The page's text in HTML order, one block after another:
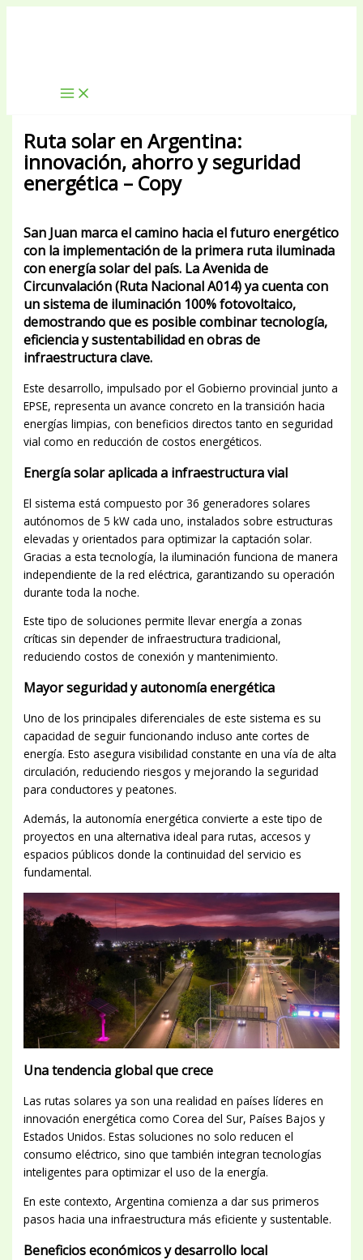
Ir
Ruta solar en Argentina:
innovación, ahorro y seguridad
energética – Copy
San Juan marca el camino hacia el futuro energético
con la implementación de la primera ruta iluminada
con energía solar del país. La Avenida de
Circunvalación (Ruta Nacional A014) ya cuenta con
un sistema de iluminación 100% fotovoltaico,
demostrando que es posible combinar tecnología,
eficiencia y sustentabilidad en obras de
infraestructura clave.
Este desarrollo, impulsado por el Gobierno provincial junto a
EPSE, representa un avance concreto en la transición hacia
energías limpias, con beneficios directos tanto en seguridad
vial como en reducción de costos energéticos.
Energía solar aplicada a infraestructura vial
El sistema está compuesto por 36 generadores solares
autónomos de 5 kW cada uno, instalados sobre estructuras
elevadas y orientados para optimizar la captación solar.
Gracias a esta tecnología, la iluminación funciona de manera
independiente de la red eléctrica, garantizando su operación
durante toda la noche.
Este tipo de soluciones permite llevar energía a zonas
críticas sin depender de infraestructura tradicional,
reduciendo costos de conexión y mantenimiento.
Mayor seguridad y autonomía energética
Uno de los principales diferenciales de este sistema es su
capacidad de seguir funcionando incluso ante cortes de
energía. Esto asegura visibilidad constante en una vía de alta
circulación, reduciendo riesgos y mejorando la seguridad
para conductores y peatones.
Además, la autonomía energética convierte a este tipo de
proyectos en una alternativa ideal para rutas, accesos y
espacios públicos donde la continuidad del servicio es
fundamental.
Una tendencia global que crece
Las rutas solares ya son una realidad en países líderes en
innovación energética como Corea del Sur, Países Bajos y
Estados Unidos. Estas soluciones no solo reducen el
consumo eléctrico, sino que también integran tecnologías
inteligentes para optimizar el uso de la energía.
En este contexto, Argentina comienza a dar sus primeros
pasos hacia una infraestructura más eficiente y sustentable.
Beneficios económicos y desarrollo local
Escribe
Nombre*
Correo
Web